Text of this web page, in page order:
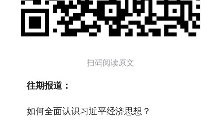
扫码阅读原文
往期报道：
如何全面认识习近平经济思想？